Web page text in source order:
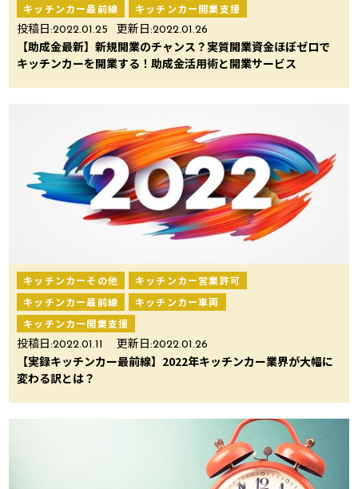
キッチンカー最前線 キッチンカー開業支援
投稿日:2022.01.25 更新日:2022.01.26
【助成金最新】新規開業のチャンス？実質開業資金ほぼゼロで
キッチンカーを開業する！助成金活用術と開業サービス
キッチンカーその他
キッチンカー営業許可
キッチンカー最前線
キッチンカー車両
キッチンカー開業支援
投稿日:2022.01.11 更新日:2022.01.26
【実録キッチンカー最前線】2022年キッチンカー業界が大幅に
変わる訳とは？